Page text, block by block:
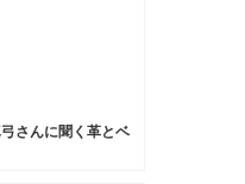
さんに聞く革とベ